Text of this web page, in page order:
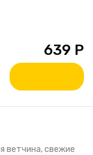
639 Р
ветчина, свежие